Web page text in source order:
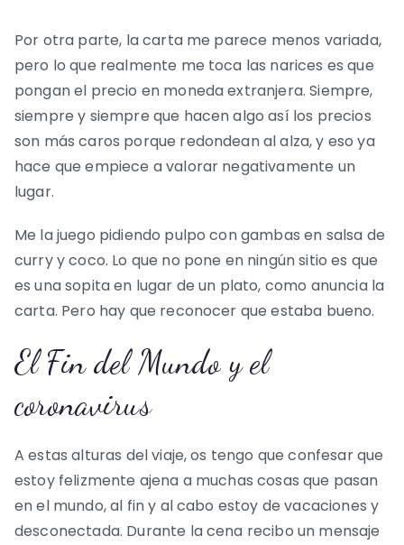
Por otra parte, la carta me parece menos variada,
pero lo que realmente me toca las narices es que
pongan el precio en moneda extranjera. Siempre,
siempre y siempre que hacen algo así los precios
son más caros porque redondean al alza, y eso ya
hace que empiece a valorar negativamente un
lugar.
Me la juego pidiendo pulpo con gambas en salsa de
curry y coco. Lo que no pone en ningún sitio es que
es una sopita en lugar de un plato, como anuncia la
carta. Pero hay que reconocer que estaba bueno.
El Fin del Mundo y el
coronavirus
A estas alturas del viaje, os tengo que confesar que
estoy felizmente ajena a muchas cosas que pasan
en el mundo, al fin y al cabo estoy de vacaciones y
desconectada. Durante la cena recibo un mensaje